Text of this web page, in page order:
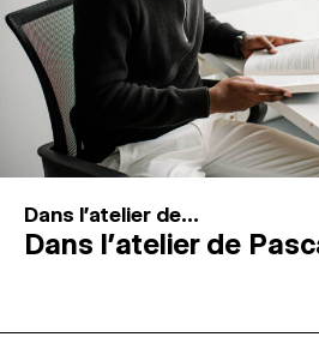
Dans l'atelier de...
Dans l’atelier de